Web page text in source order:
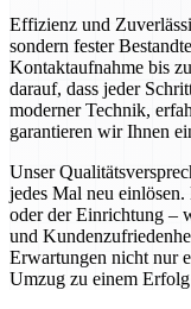
Effizienz und
sondern fester
Kontaktaufnahme bis
darauf, dass jeder
moderner Technik,
garantieren wir Ihnen
Unser
jedes Mal neu
oder der Einrichtung –
und
Erwartungen nicht nur
Umzug zu einem